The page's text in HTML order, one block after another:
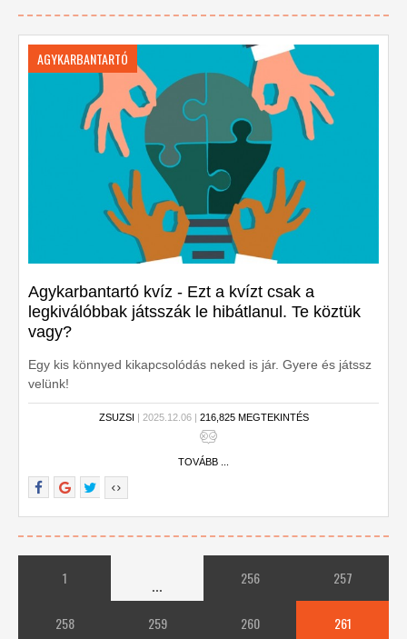
AGYKARBANTARTÓ
Agykarbantartó kvíz - Ezt a kvízt csak a
legkiválóbbak játsszák le hibátlanul. Te köztük
vagy?
Egy kis könnyed kikapcsolódás neked is jár. Gyere és játssz
velünk!
ZSUZSI | 2025.12.06 | 216,825 MEGTEKINTÉS
TOVÁBB ...
1 ... 256 257
258 259 260 261